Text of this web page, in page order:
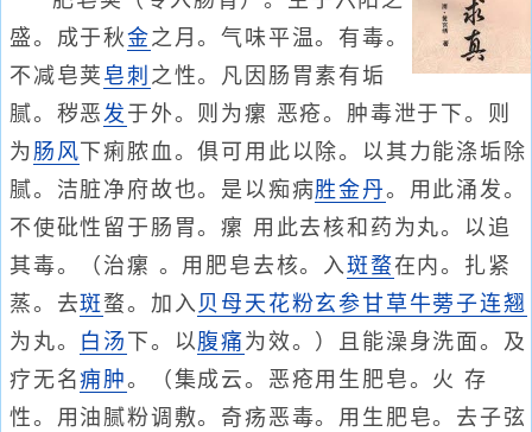
盛。成于秋金之月。气味平温。有毒。
不减皂荚 皂刺 之性。凡因肠胃素有垢
腻。秽恶发 于外。则为瘰 恶疮。肿毒泄于下。则
为 肠风 下痢脓血。俱可用此以除。以其力能涤垢除
腻。洁脏净府故也。是以痴病胜金丹。用此涌发。
不使砒性留于肠胃。瘰 用此去核和药为丸。以追
其毒。（治瘰 。用肥皂去核。入斑蝥在内。扎紧
蒸。去斑 蝥。加入贝母 天花粉玄参甘草 牛蒡子连翘
为丸。 白汤 下。以腹痛 为效。）且能澡身洗面。及
疗无名痈肿。（集成云。恶疮用生肥皂。火 存
性。用油腻粉调敷。奇疡恶毒。用生肥皂。去子弦